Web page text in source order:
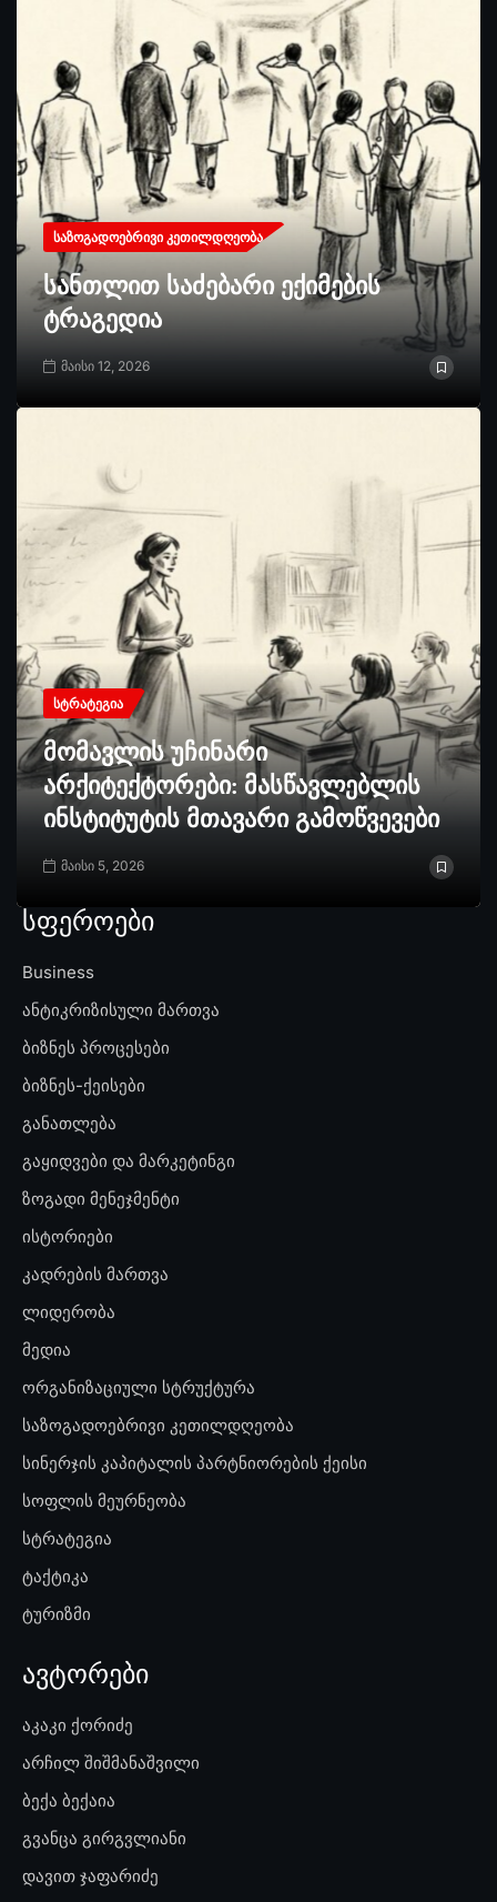
ᲡᲐᲖᲝᲒᲐᲓᲝᲔᲑᲠᲘᲕᲘ ᲙᲔᲗᲘᲚᲓᲦᲔᲝᲑᲐ
სანთლით საძებარი ექიმების
ტრაგედია
მაისი 12, 2026
ᲡᲢᲠᲐᲢᲔᲒᲘᲐ
მომავლის უჩინარი
არქიტექტორები: მასწავლებლის
ინსტიტუტის მთავარი გამოწვევები
მაისი 5, 2026
სფეროები
Business
ანტიკრიზისული მართვა
ბიზნეს პროცესები
ბიზნეს-ქეისები
განათლება
გაყიდვები და მარკეტინგი
ზოგადი მენეჯმენტი
ისტორიები
კადრების მართვა
ლიდერობა
მედია
ორგანიზაციული სტრუქტურა
საზოგადოებრივი კეთილდღეობა
სინერჯის კაპიტალის პარტნიორების ქეისი
სოფლის მეურნეობა
სტრატეგია
ტაქტიკა
ტურიზმი
ავტორები
აკაკი ქორიძე
არჩილ შიშმანაშვილი
ბექა ბექაია
გვანცა გირგვლიანი
დავით ჯაფარიძე